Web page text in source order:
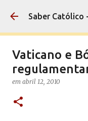
Pular
Saber Católico
Vaticano e
em abril 12, 2010